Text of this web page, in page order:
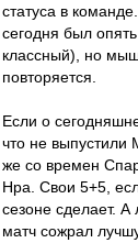
статуса в
сегодня был
классный), но
повторяется.
Если о
что не выпустили
же со времен
Нра. Свои 5+5,
сезоне сделает. А
матч сожрал